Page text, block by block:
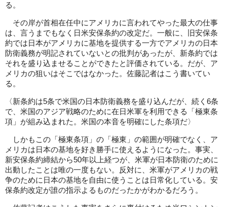
る。
その岸が首相在任中にアメリカに言われてやった最大の仕事
は、言うまでもなく日米安保条約の改定だ。一般に、旧安保条
約では日本がアメリカに基地を提供する一方でアメリカの日本
防衛義務が明記されていないとの批判があったが、新条約では
それを盛り込ませることができたと評価されている。だが、ア
メリカの狙いはそこではなかった。佐藤記者はこう書いてい
る。
〈新条約は5条で米国の日本防衛義務を盛り込んだが、続く6条
で、米国のアジア戦略のために在日米軍を利用できる「極東条
項」が組み込まれた。米国の本音を明確にした条項だ〉
しかもこの「極東条項」の「極東」の範囲が明確でなく、ア
メリカは日本の基地を好き勝手に使えるようになった。事実、
新安保条約締結から50年以上経つが、米軍が日本防衛のために
出動したことは唯の一度もない。反対に、米軍がアメリカの戦
争のために日本の基地を自由に使うことは日常化している。安
保条約改定が誰の指示よるものだったかがわかるだろう。